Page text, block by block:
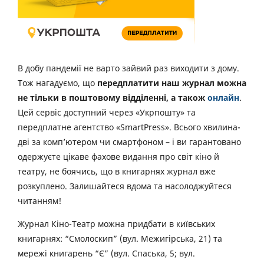
В добу пандемії не варто зайвий раз виходити з дому.
Тож нагадуємо, що передплатити наш журнал можна
не тільки в поштовому відділенні, а також онлайн.
Цей сервіс доступний через «Укрпошту» та
передплатне агентство «SmartPress». Всього хвилина-
дві за комп’ютером чи смартфоном – і ви гарантовано
одержуєте цікаве фахове видання про світ кіно й
театру, не боячись, що в книгарнях журнал вже
розкуплено. Залишайтеся вдома та насолоджуйтеся
читанням!
Журнал Кіно-Театр можна придбати в київських
книгарнях: “Смолоскип” (вул. Межигірська, 21) та
мережі книгарень “Є” (вул. Спаська, 5; вул.